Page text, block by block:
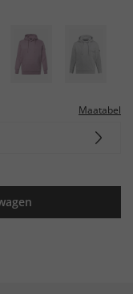
Maatabel